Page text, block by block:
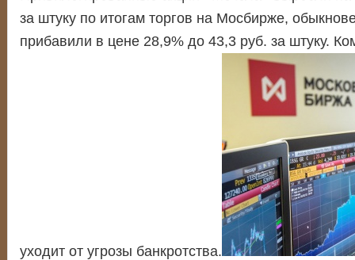
за штуку по итогам торгов на Мосбирже,
прибавили в цене 28,9% до 43,3 руб. за штуку.
уходит от угрозы банкротства.